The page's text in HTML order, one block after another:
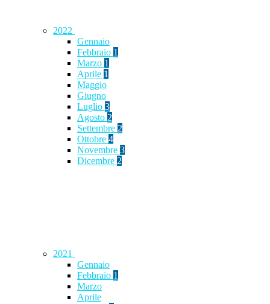
2022
Gennaio
Febbraio 1
Marzo 1
Aprile 1
Maggio
Giugno
Luglio 3
Agosto 2
Settembre 2
Ottobre 4
Novembre 3
Dicembre 2
2021
Gennaio
Febbraio 1
Marzo
Aprile